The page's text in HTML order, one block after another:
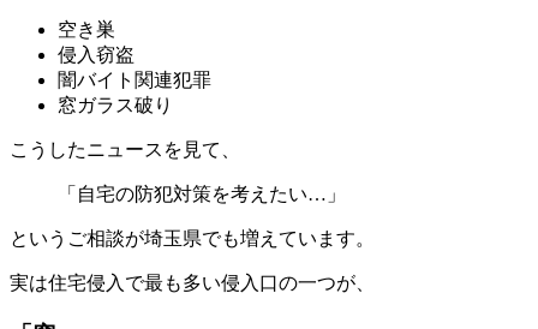
空き巣
侵入窃盗
闇バイト関連犯罪
窓ガラス破り
こうしたニュースを見て、
「自宅の防犯対策を考えたい…」
というご相談が埼玉県でも増えています。
実は住宅侵入で最も多い侵入口の一つが、